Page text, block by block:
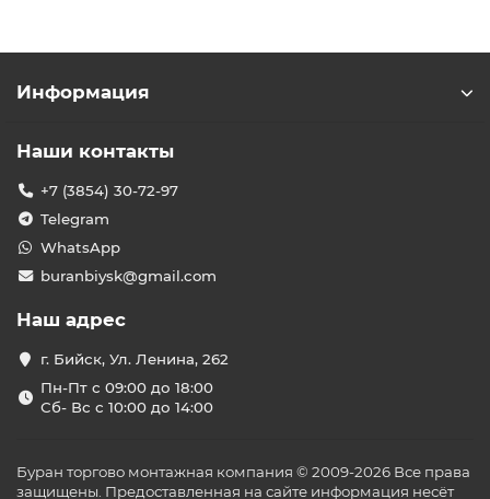
Информация
Наши контакты
+7 (3854) 30-72-97
Telegram
WhatsApp
buranbiysk@gmail.com
Наш адрес
г. Бийск, Ул. Ленина, 262
Пн-Пт с 09:00 до 18:00
Сб- Вс с 10:00 до 14:00
Буран торгово монтажная компания © 2009-2026 Все права
защищены. Предоставленная на сайте информация несёт